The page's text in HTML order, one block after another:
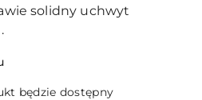
solidny uchwyt
będzie dostępny